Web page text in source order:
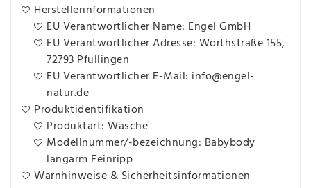
Herstellerinformationen
EU Verantwortlicher Name: Engel GmbH
EU Verantwortlicher Adresse: Wörthstraße 155,
72793 Pfullingen
EU Verantwortlicher E-Mail: info@engel-
natur.de
Produktidentifikation
Produktart: Wäsche
Modellnummer/-bezeichnung: Babybody
langarm Feinripp
Warnhinweise & Sicherheitsinformationen